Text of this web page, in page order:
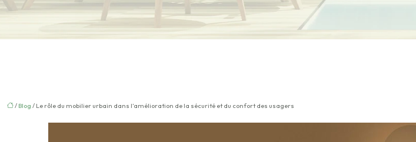
/ Blog / Le rôle du mobilier urbain dans l’amélioration de la sécurité et du confort des usagers